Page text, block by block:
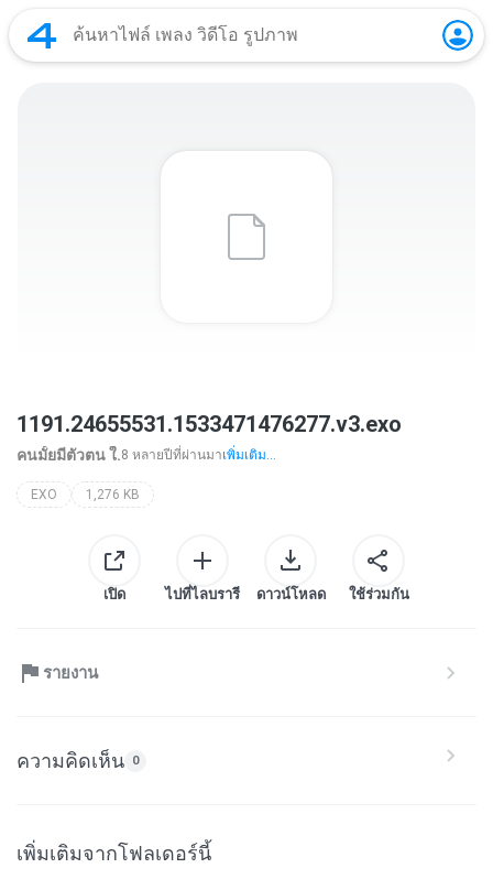
1191.24655531.1533471476277.v3.exo
คนมั้ยมีตัวตน ใ.8 หลายปีที่ผ่านมาเพิ่มเติม...
EXO 1,276 KB
เปิด ไปที่ไลบรารี ดาวน์โหลด ใช้ร่วมกัน
รายงาน
ความคิดเห็น 0
เพิ่มเติมจากโฟลเดอร์นี้